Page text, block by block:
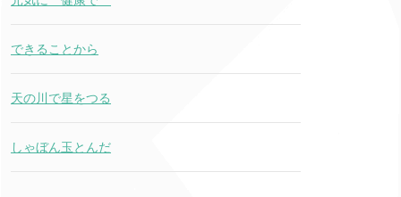
できることから
天の川で星をつる
しゃぼん玉とんだ